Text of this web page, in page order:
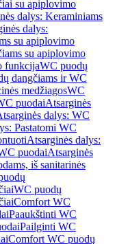
su apiplovimo
dalys: Keraminiams
dalys:
su apiplovimo
su apiplovimo
funkcijaWC puodų
dangčiams ir WC
medžiagosWC
puodaiAtsarginės
dalys: WC
Pastatomi WC
Atsarginės dalys:
puodaiAtsarginės
iš sanitarinės
WC puodų
Comfort WC
Paaukštinti WC
Pailginti WC
Comfort WC puodų